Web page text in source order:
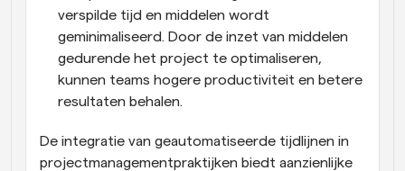
verspilde tijd en middelen wordt
geminimaliseerd. Door de inzet van middelen
gedurende het project te optimaliseren,
kunnen teams hogere productiviteit en betere
resultaten behalen.
De integratie van geautomatiseerde tijdlijnen in
projectmanagementpraktijken biedt aanzienlijke